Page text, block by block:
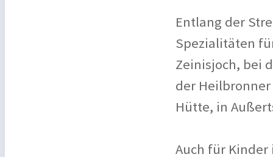
Entlang der
Spezialitäten
Zeinisjoch, bei
der
Hütte, in
Auch für Kinder